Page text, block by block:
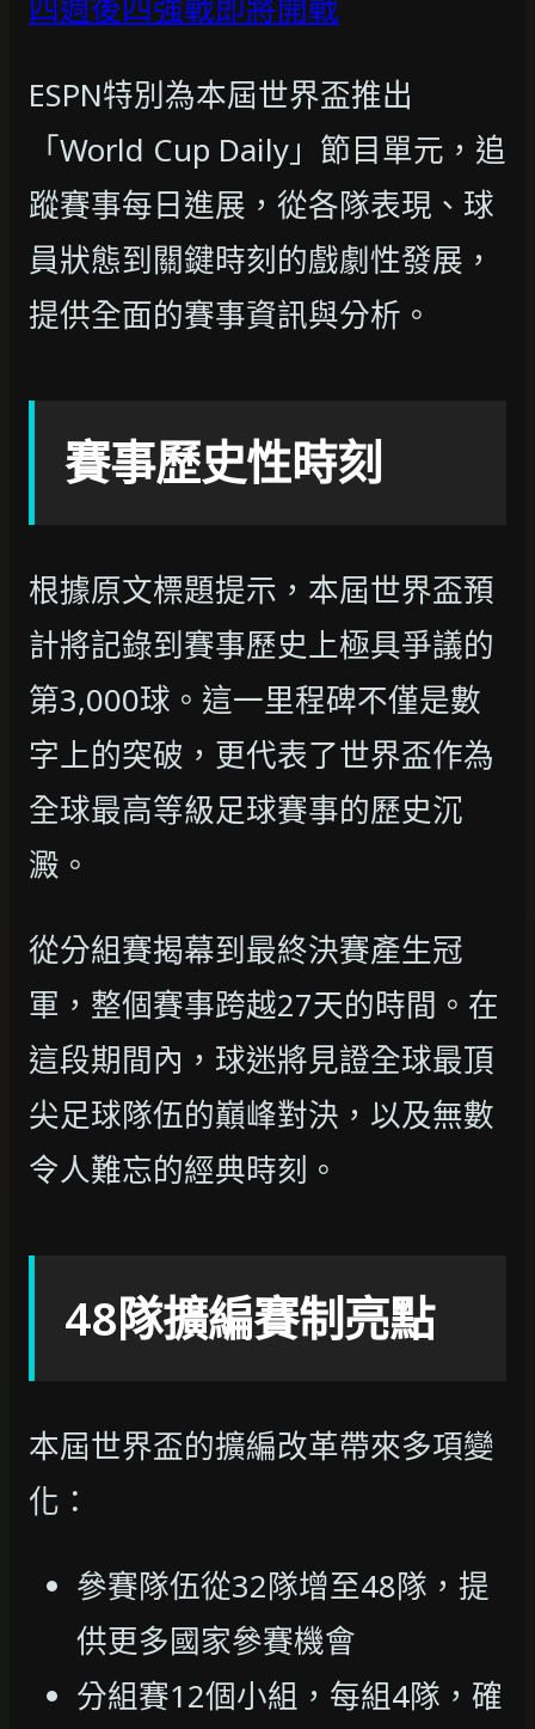
四週後四強戰即將開戰
ESPN特別為本屆世界盃推出
「World Cup Daily」節目單元，追
蹤賽事每日進展，從各隊表現、球
員狀態到關鍵時刻的戲劇性發展，
提供全面的賽事資訊與分析。
賽事歷史性時刻
根據原文標題提示，本屆世界盃預
計將記錄到賽事歷史上極具爭議的
第3,000球。這一里程碑不僅是數
字上的突破，更代表了世界盃作為
全球最高等級足球賽事的歷史沉
澱。
從分組賽揭幕到最終決賽產生冠
軍，整個賽事跨越27天的時間。在
這段期間內，球迷將見證全球最頂
尖足球隊伍的巔峰對決，以及無數
令人難忘的經典時刻。
48隊擴編賽制亮點
本屆世界盃的擴編改革帶來多項變
化：
參賽隊伍從32隊增至48隊，提
供更多國家參賽機會
分組賽12個小組，每組4隊，確